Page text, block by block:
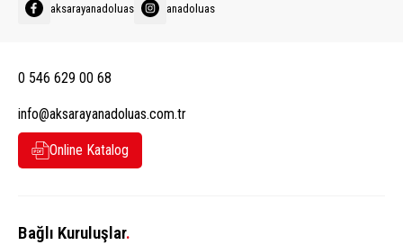
aksarayanadoluas anadoluas
0 546 629 00 68
info@aksarayanadoluas.com.tr
Online Katalog
Bağlı Kuruluşlar.